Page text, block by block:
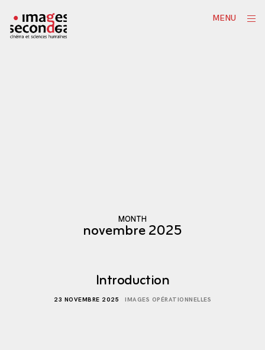
content
MENU
MONTH
novembre 2025
Introduction
23 NOVEMBRE 2025 IMAGES OPÉRATIONNELLES